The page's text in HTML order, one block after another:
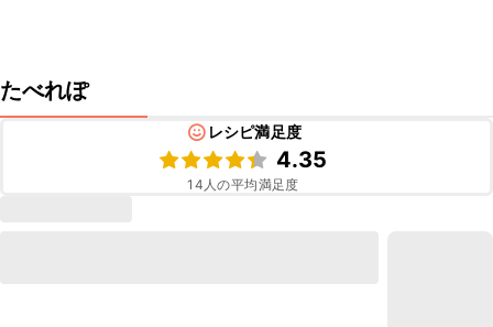
たべれぽ
レシピ満足度
4.35
14 人の平均満足度